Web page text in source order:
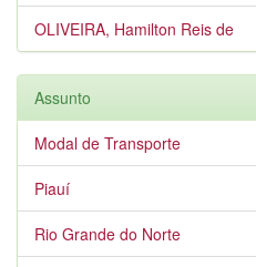
OLIVEIRA, Hamilton Reis de
Assunto
Modal de Transporte
Piauí
Rio Grande do Norte